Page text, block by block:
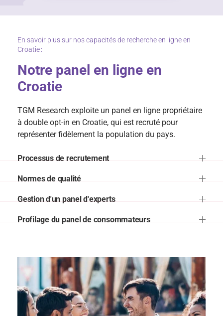
En savoir plus sur nos capacités de recherche en ligne en
Croatie :
Notre panel en ligne en
Croatie
TGM Research exploite un panel en ligne propriétaire
à double opt-in en Croatie, qui est recruté pour
représenter fidèlement la population du pays.
Processus de recrutement
Normes de qualité
Gestion d'un panel d'experts
Profilage du panel de consommateurs